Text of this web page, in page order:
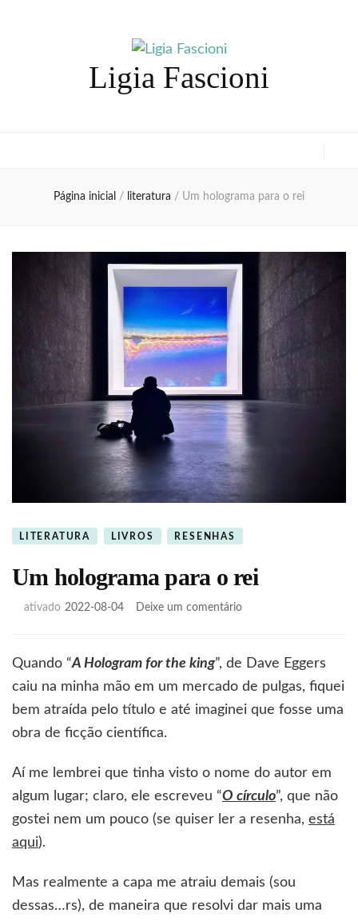
Ligia Fascioni
Página inicial / literatura / Um holograma para o rei
LITERATURA LIVROS RESENHAS
Um holograma para o rei
ativado 2022-08-04 Deixe um comentárioem
para
rei
Quando “A Hologram for the king”, de Dave Eggers
caiu na minha mão em um mercado de pulgas, fiquei
bem atraída pelo título e até imaginei que fosse uma
obra de ficção científica.
Aí me lembrei que tinha visto o nome do autor em
algum lugar; claro, ele escreveu “O círculo”, que não
gostei nem um pouco (se quiser ler a resenha, está
aqui).
Mas realmente a capa me atraiu demais (sou
dessas…rs), de maneira que resolvi dar mais uma